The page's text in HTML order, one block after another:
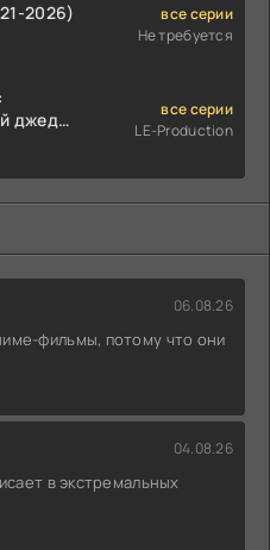
2026)
все серии
Не требуется
джедай
все серии
LE-Production
06.08.26
фильмы, потому что они
04.08.26
в экстремальных